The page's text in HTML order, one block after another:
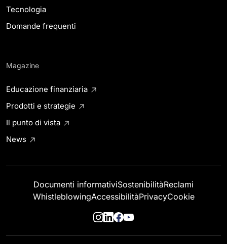
Tecnologia
Domande frequenti
Magazine
Educazione finanziaria
Prodotti e strategie
Il punto di vista
News
Documenti informativiSostenibilitàReclami
WhistleblowingAccessibilitàPrivacyCookie